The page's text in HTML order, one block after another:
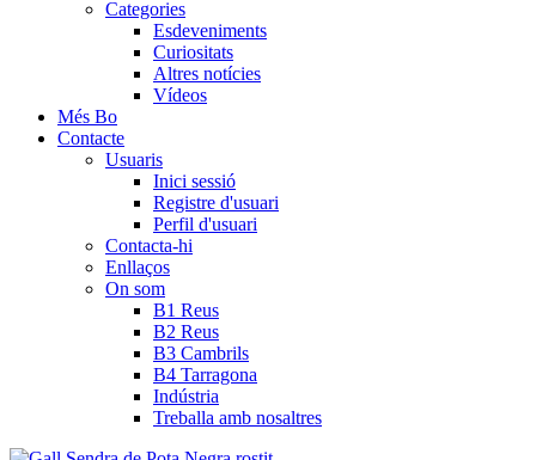
Categories
Esdeveniments
Curiositats
Altres notícies
Vídeos
Més Bo
Contacte
Usuaris
Inici sessió
Registre d'usuari
Perfil d'usuari
Contacta-hi
Enllaços
On som
B1 Reus
B2 Reus
B3 Cambrils
B4 Tarragona
Indústria
Treballa amb nosaltres